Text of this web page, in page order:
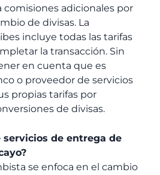
comisiones adicionales por
de divisas. La
incluye todas las tarifas
la transacción. Sin
en cuenta que es
o proveedor de servicios
propias tarifas por
de divisas.
servicios de entrega de
se enfoca en el cambio